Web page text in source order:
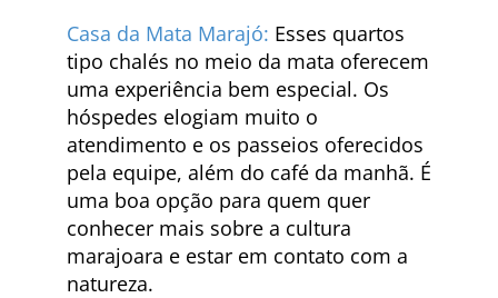
Casa da Mata Marajó: Esses quartos
tipo chalés no meio da mata oferecem
uma experiência bem especial. Os
hóspedes elogiam muito o
atendimento e os passeios oferecidos
pela equipe, além do café da manhã. É
uma boa opção para quem quer
conhecer mais sobre a cultura
marajoara e estar em contato com a
natureza.